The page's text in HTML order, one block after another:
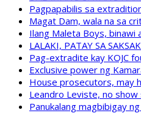
Pagpapabilis sa
Magat Dam, wala na sa
Ilang Maleta Boys, binawi
LALAKI, PATAY SA
Pag-extradite kay KOJC
Exclusive power ng
House prosecutors, may
Leandro Leviste, no show
Panukalang magbibigay